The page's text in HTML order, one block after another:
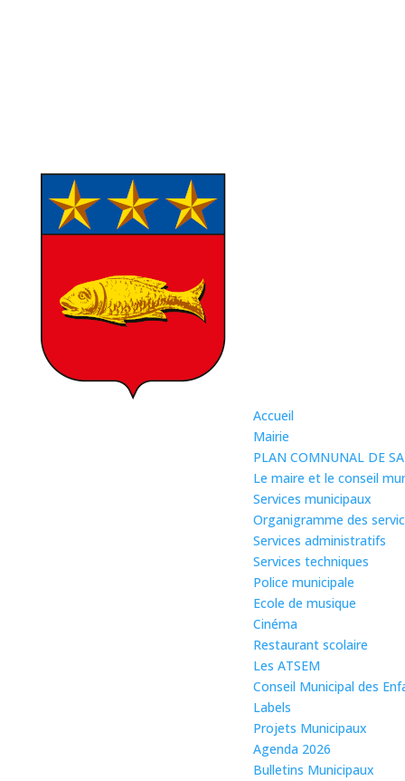
Accueil
Mairie
PLAN COMNUNAL DE
Le maire et le conseil
Services municipaux
Organigramme des
Services administratifs
Services techniques
Police municipale
Ecole de musique
Cinéma
Restaurant scolaire
Les ATSEM
Conseil Municipal des
Labels
Projets Municipaux
Agenda 2026
Bulletins Municipaux